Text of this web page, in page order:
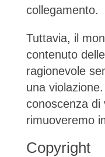
collegamento.
Tuttavia, il
contenuto
ragionevole
una
conoscenza di
rimuoveremo
Copyright